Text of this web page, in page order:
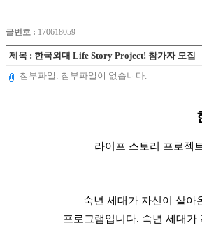
글번호 : 170618059
제목 : 한국외대 Life Story Project! 참가자 모집
첨부파일: 첨부파일이 없습니다.
라이프 스토리 프로젝
숙년 세대가 자신이 살아
프로그램입니다. 숙년 세대